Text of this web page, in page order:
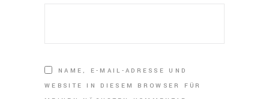
NAME, E-MAIL-ADRESSE UND
WEBSITE IN DIESEM BROWSER FÜR